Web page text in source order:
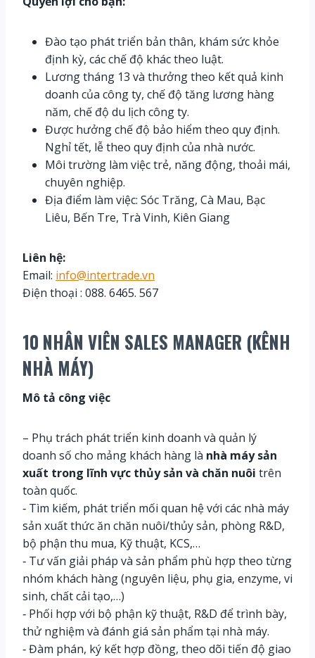
Đào tạo phát triển bản thân, khám sức khỏe
định kỳ, các chế độ khác theo luật.
Lương tháng 13 và thưởng theo kết quả kinh
doanh của công ty, chế độ tăng lương hàng
năm, chế độ du lịch công ty.
Được hưởng chế độ bảo hiểm theo quy định.
Nghỉ tết, lễ theo quy định của nhà nước.
Môi trường làm việc trẻ, năng động, thoải mái,
chuyên nghiệp.
Địa điểm làm việc: Sóc Trăng, Cà Mau, Bạc
Liêu, Bến Tre, Trà Vinh, Kiên Giang
Liên hệ:
Email: info@intertrade.vn
Điện thoại : 088. 6465. 567
10 NHÂN VIÊN SALES MANAGER (KÊNH
NHÀ MÁY)
Mô tả công việc
– Phụ trách phát triển kinh doanh và quản lý
doanh số cho mảng khách hàng là nhà máy sản
xuất trong lĩnh vực thủy sản và chăn nuôi trên
toàn quốc.
‐ Tìm kiếm, phát triển mối quan hệ với các nhà máy
sản xuất thức ăn chăn nuôi/thủy sản, phòng R&D,
bộ phận thu mua, Kỹ thuật, KCS,…
‐ Tư vấn giải pháp và sản phẩm phù hợp theo từng
nhóm khách hàng (nguyên liệu, phụ gia, enzyme, vi
sinh, chất cải tạo,…)
‐ Phối hợp với bộ phận kỹ thuật, R&D để trình bày,
thử nghiệm và đánh giá sản phẩm tại nhà máy.
‐ Đàm phán, ký kết hợp đồng, theo dõi tiến độ giao